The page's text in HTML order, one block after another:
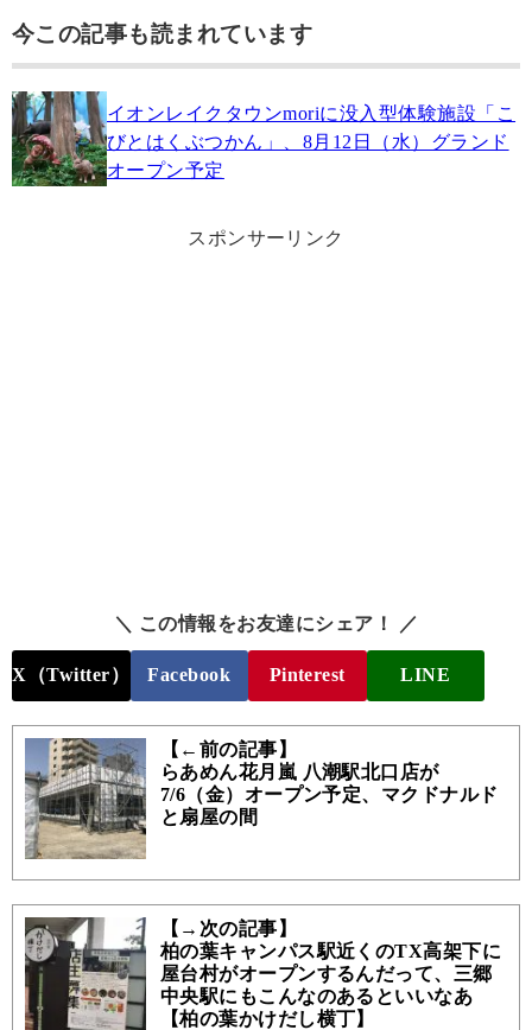
今この記事も読まれています
イオンレイクタウンmoriに没入型体験施設「こ
びとはくぶつかん」、8月12日（水）グランド
オープン予定
スポンサーリンク
＼ この情報をお友達にシェア！ ／
X（Twitter） Facebook Pinterest LINE
【←前の記事】
らあめん花月嵐 八潮駅北口店が
7/6（金）オープン予定、マクドナルド
と扇屋の間
【→次の記事】
柏の葉キャンパス駅近くのTX高架下に
屋台村がオープンするんだって、三郷
中央駅にもこんなのあるといいなあ
【柏の葉かけだし横丁】